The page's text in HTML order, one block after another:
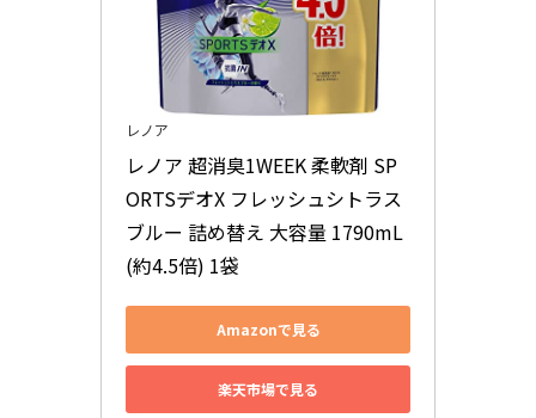
レノア
レノア 超消臭1WEEK 柔軟剤 SP
ORTSデオX フレッシュシトラス
ブルー 詰め替え 大容量 1790mL
(約4.5倍) 1袋
Amazonで見る
楽天市場で見る